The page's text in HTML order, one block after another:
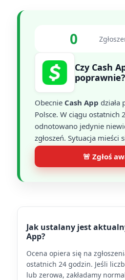
0
Czy Cash
poprawnie?
Obecnie Cash App działa
Polsce. W ciągu ostatnich
odnotowano jedynie
zgłoszeń. Sytuacja mieści
🚨 Zgłoś
Jak ustalany jest
App?
Ocena opiera się na
ostatnich 24 godzin. Jeśli
lub zerowa, zakładamy